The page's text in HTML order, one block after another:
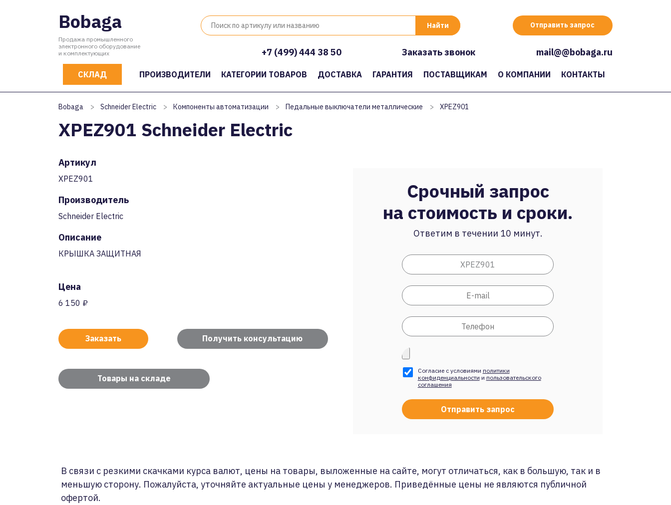
Bobaga
Продажа промышленного
электронного оборудование
и комплектующих
Отправить запрос
+7 (499) 444 38 50 Заказать звонок mail@@bobaga.ru
СКЛАД ПРОИЗВОДИТЕЛИ КАТЕГОРИИ ТОВАРОВ ДОСТАВКА ГАРАНТИЯ ПОСТАВЩИКАМ О КОМПАНИИ КОНТАКТЫ
Bobaga > Schneider Electric > Компоненты автоматизации > Педальные выключатели металлические > XPEZ901
XPEZ901 Schneider Electric
Артикул
XPEZ901
Производитель
Schneider Electric
Описание
КРЫШКА ЗАЩИТНАЯ
Цена
6 150 ₽
Заказать Получить консультацию
Товары на складе
Срочный запрос
на стоимость и сроки.
Ответим в течении 10 минут.
Согласие с условиями политики
конфиденциальности и пользовательского
соглашения
В связи с резкими скачками курса валют, цены на товары, выложенные на сайте, могут отличаться, как в большую, так и в
меньшую сторону. Пожалуйста, уточняйте актуальные цены у менеджеров. Приведённые цены не являются публичной
офертой.